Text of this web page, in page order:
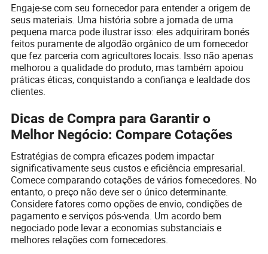
Engaje-se com seu fornecedor para entender a origem de
seus materiais. Uma história sobre a jornada de uma
pequena marca pode ilustrar isso: eles adquiriram bonés
feitos puramente de algodão orgânico de um fornecedor
que fez parceria com agricultores locais. Isso não apenas
melhorou a qualidade do produto, mas também apoiou
práticas éticas, conquistando a confiança e lealdade dos
clientes.
Dicas de Compra para Garantir o
Melhor Negócio: Compare Cotações
Estratégias de compra eficazes podem impactar
significativamente seus custos e eficiência empresarial.
Comece comparando cotações de vários fornecedores. No
entanto, o preço não deve ser o único determinante.
Considere fatores como opções de envio, condições de
pagamento e serviços pós-venda. Um acordo bem
negociado pode levar a economias substanciais e
melhores relações com fornecedores.